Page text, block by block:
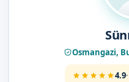
Osmangazi,
4.9